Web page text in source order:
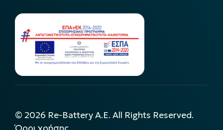
© 2026 Re-Battery A.E. All Rights Reserved.
Όροι χρήσης